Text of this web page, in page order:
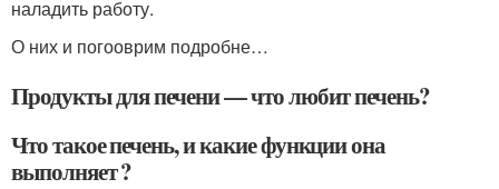
наладить работу.
О них и погооврим подробне…
Продукты для печени — что любит печень?
Что такое печень, и какие функции она
выполняет ?